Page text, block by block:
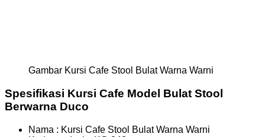
Gambar Kursi Cafe Stool Bulat Warna Warni
Spesifikasi Kursi Cafe Model Bulat Stool
Berwarna Duco
Nama : Kursi Cafe Stool Bulat Warna Warni